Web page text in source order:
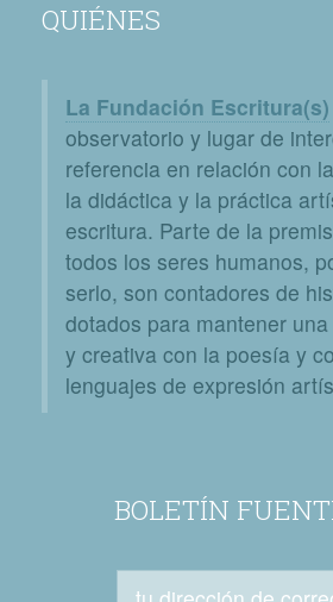
QUIÉNES
La Fundación Escritura(s)
observatorio y lugar de
referencia en relación con
la didáctica y la práctica
escritura. Parte de la
todos los seres humanos,
serlo, son contadores de
dotados para mantener
y creativa con la poesía y
lenguajes de expresión
BOLETÍN